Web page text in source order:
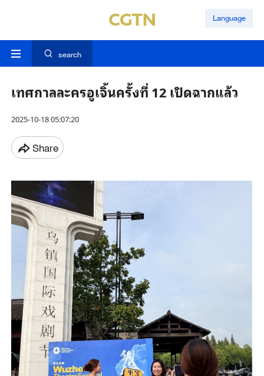
Language
search
เทศกาลละครอูเจิ้นครั้งที่ 12 เปิดฉากแล้ว
2025-10-18 05:07:20
Share